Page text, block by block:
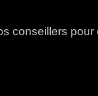
conseillers